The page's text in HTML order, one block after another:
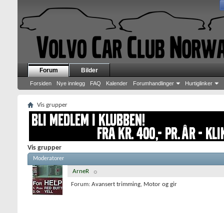
Forum
Forsiden Nye innlegg FAQ Kalender Forumhandlinger Hurtiglinker
Bilder
Vis grupper
Vis grupper
Moderatorer
ArneR
Forum: Avansert trimming, Motor og gir